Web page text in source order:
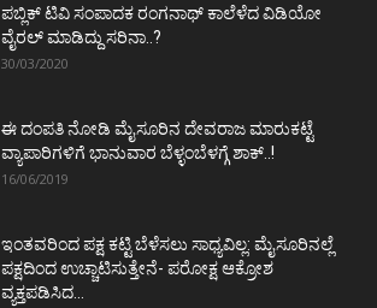
ಪಬ್ಲಿಕ್ ಟಿವಿ ಸಂಪಾದಕ ರಂಗನಾಥ್ ಕಾಲೆಳೆದ ವಿಡಿಯೋ
ವೈರಲ್ ಮಾಡಿದ್ದು ಸರಿನಾ..?
30/03/2020
ಈ ದಂಪತಿ ನೋಡಿ ಮೈಸೂರಿನ ದೇವರಾಜ ಮಾರುಕಟ್ಟೆ
ವ್ಯಾಪಾರಿಗಳಿಗೆ ಭಾನುವಾರ ಬೆಳ್ಳಂಬೆಳಗ್ಗೆ ಶಾಕ್..!
16/06/2019
ಇಂತವರಿಂದ ಪಕ್ಷ ಕಟ್ಟಿ ಬೆಳೆಸಲು ಸಾಧ್ಯವಿಲ್ಲ: ಮೈಸೂರಿನಲ್ಲೆ
ಪಕ್ಷದಿಂದ ಉಚ್ಚಾಟಿಸುತ್ತೇನೆ- ಪರೋಕ್ಷ ಆಕ್ರೋಶ
ವ್ಯಕ್ತಪಡಿಸಿದ...